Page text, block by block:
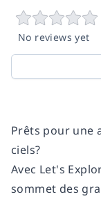
No reviews yet
Prêts pour une
ciels?
Avec Let's
sommet des